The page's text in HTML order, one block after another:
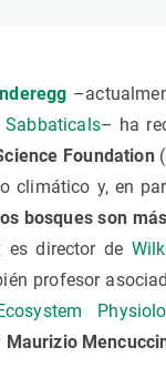
– ha
Foundation
climático y, en
bosques son
es director de
profesor
Maurizio